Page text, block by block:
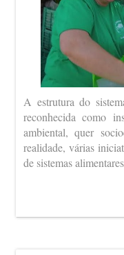
A estrutura do
reconhecida como
ambiental, quer
realidade, várias
de sistemas